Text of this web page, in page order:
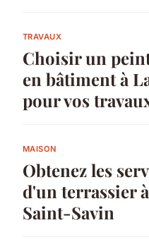
TRAVAUX
Choisir un
en bâtiment à
pour vos
MAISON
Obtenez les
d'un terrassier à
Saint-Savin